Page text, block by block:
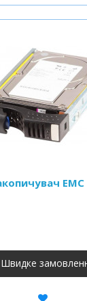
Швидке